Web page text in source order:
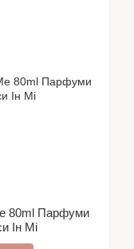
80ml Парфуми
Ін Мі